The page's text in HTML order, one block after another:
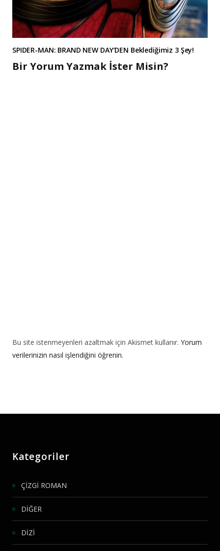
SPIDER-MAN: BRAND NEW DAY’DEN Beklediğimiz 3 Şey!
Bir Yorum Yazmak İster Misin?
Bu site istenmeyenleri azaltmak için Akismet kullanır. Yorum
verilerinizin nasıl işlendiğini öğrenin.
Kategoriler
ÇİZGİ ROMAN
DİĞER
DİZİ